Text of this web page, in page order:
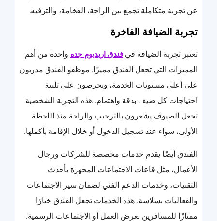
عن تجربة متكاملة تجمع بين الراحة، الفخامة، والترفيه.
تجربة الضيافة الفاخرة
تعتبر تجربة الضيافة في فندق اريديوم جده واحدة من أهم
المميزات التي تجعل الفندق مميزًا. موظفو الفندق مدربون
على أعلى مستويات الخدمة، ويحرصون على تلبية
احتياجات كل ضيف بدقة واهتمام. هذه التجربة الشخصية
تجعل الضيوف يشعرون بالترحيب والراحة منذ اللحظة
الأولى، سواء عند تسجيل الدخول أو خلال الإقامة بأكملها.
الفندق أيضًا يقدم خدمات مخصصة للشركات ورجال
الأعمال، مثل قاعات الاجتماعات المجهزة بأحدث
التقنيات، وخدمات الدعم الفني لضمان سير الاجتماعات
والفعاليات بسلاسة. هذه الخدمات تجعل الفندق خيارًا
ممتازًا للمسافرين بغرض العمل أو الاجتماعات الرسمية.